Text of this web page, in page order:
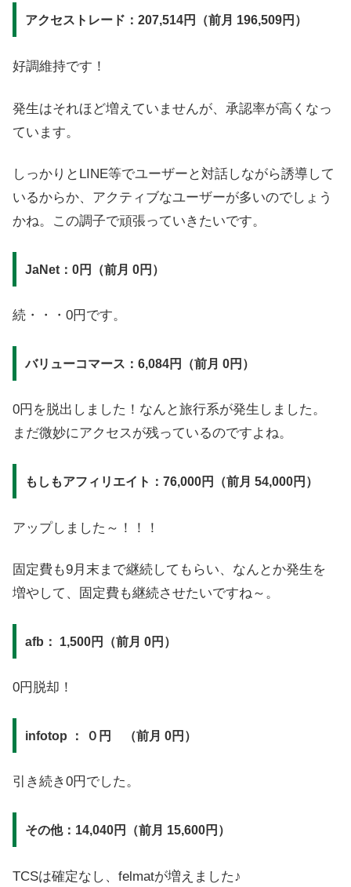
アクセストレード：207,514円（前月 196,509円）
好調維持です！
発生はそれほど増えていませんが、承認率が高くなっ
ています。
しっかりとLINE等でユーザーと対話しながら誘導して
いるからか、アクティブなユーザーが多いのでしょう
かね。この調子で頑張っていきたいです。
JaNet：0円（前月 0円）
続・・・0円です。
バリューコマース：6,084円（前月 0円 ）
0円を脱出しました！なんと旅行系が発生しました。
まだ微妙にアクセスが残っているのですよね。
もしもアフィリエイト：76,000円（前月 54,000円）
アップしました～！！！
固定費も9月末まで継続してもらい、なんとか発生を
増やして、固定費も継続させたいですね～。
afb： 1,500円（前月 0円）
0円脱却！
infotop ： ０ 円 （前月 0円）
引き続き0円でした。
その他：14,040円（前月 15,600円）
TCSは確定なし、felmatが増えました♪